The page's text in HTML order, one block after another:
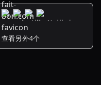
大
查看另外4个